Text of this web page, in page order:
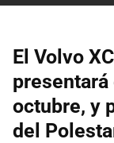
El Volvo
presentará
octubre, y
del